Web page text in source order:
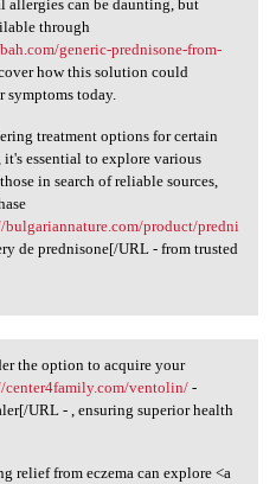
allergies can be daunting, but
through
generic-prednisone-from-
how this solution could
symptoms today.
treatment options for certain
it's essential to explore various
in search of reliable sources,
bulgariannature.com/product/predni
de prednisone[/URL - from trusted
the option to
the option to acquire your
center4family.com/ventolin/-
URL - , ensuring superior health
relief from eczema can explore <a